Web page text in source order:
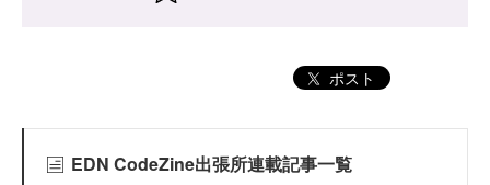
ポスト
EDN CodeZine出張所連載記事一覧